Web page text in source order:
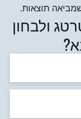
תוצאות.
ולבחון